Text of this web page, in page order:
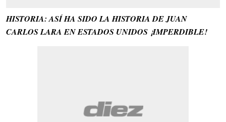
HISTORIA: ASÍ HA SIDO LA HISTORIA DE JUAN
CARLOS LARA EN ESTADOS UNIDOS ¡IMPERDIBLE!